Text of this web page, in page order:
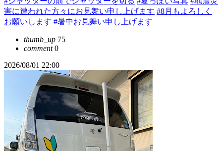
害に遭われた方々にお見舞い申し上げます #8月もよろしく
お願いします #暑中お見舞い申し上げます
thumb_up 75
comment0
2026/08/01 22:00